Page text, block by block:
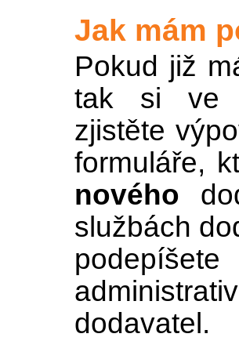
Jak mám
Pokud již
tak si ve
zjistěte
formuláře,
nového
službách
dodavatel.